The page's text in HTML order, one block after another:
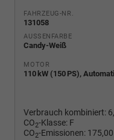
FAHRZEUG-NR.
131058
AUSSENFARBE
Candy-Weiß
MOTOR
110 kW (150 PS),
Verbrauch kombiniert:
CO2-Klasse: F
CO2-Emissionen: